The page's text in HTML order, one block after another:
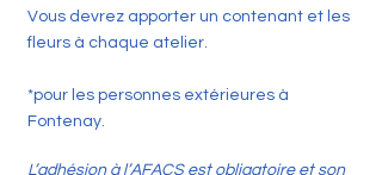
Vous devrez apporter un contenant et les
fleurs à chaque atelier.
*pour les personnes extérieures à
Fontenay.
L’adhésion à l’AFACS est obligatoire et son